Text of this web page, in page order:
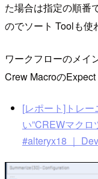
た場合は指定の順番
のでソート Toolも使
ワークフローのメイ
Crew MacroのExpect
[レポート]トレ
い”CREWマクロ
#alteryx18 ｜